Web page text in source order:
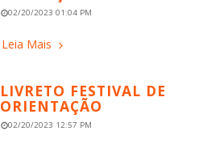
02/20/2023 01:04 PM
Leia Mais
LIVRETO FESTIVAL DE
ORIENTAÇÃO
02/20/2023 12:57 PM